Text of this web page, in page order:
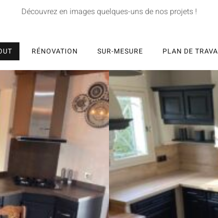
Découvrez en images quelques-uns de nos projets !
RÉNOVATION SUR-MESURE PLAN DE